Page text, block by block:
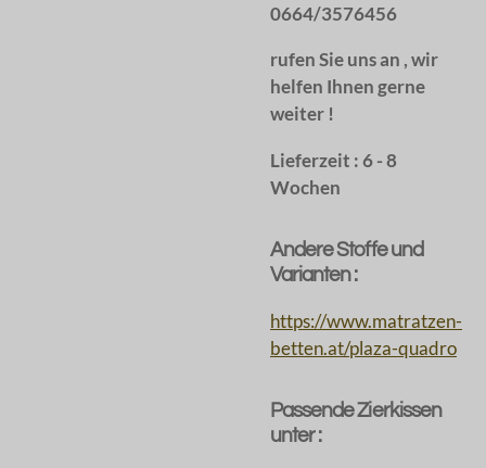
0664/3576456
rufen Sie uns an , wir
helfen Ihnen gerne
weiter !
Lieferzeit : 6 - 8
Wochen
Andere Stoffe und
Varianten :
https://www.matratzen-
betten.at/plaza-quadro
Passende Zierkissen
unter :